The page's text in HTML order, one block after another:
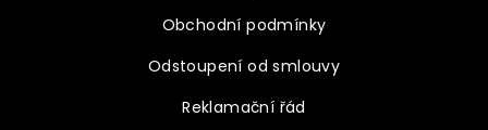
Obchodní podmínky
Odstoupení od smlouvy
Reklamační řád